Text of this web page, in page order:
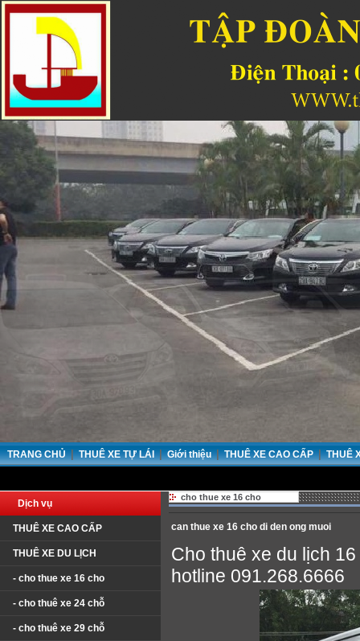
TRANG CHỦ | THUÊ XE TỰ LÁI | Giới thiệu | THUÊ XE CAO CẤP | THUÊ
Dịch vụ
THUÊ XE CAO CẤP
THUÊ XE DU LỊCH
- cho thue xe 16 cho
- cho thuê xe 24 chỗ
- cho thuê xe 29 chỗ
cho thue xe 16 cho
can thue xe 16 cho di den ong muoi
Cho thuê xe du lịch
hotline 091.268.6666